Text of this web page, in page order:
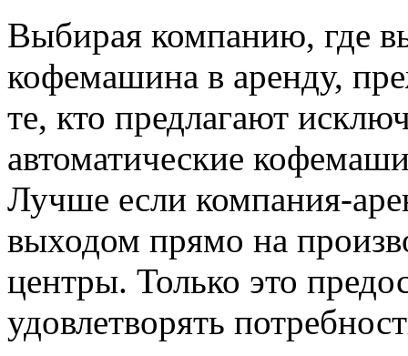
Выбирая компанию, где
кофемашина в аренду,
те, кто предлагают
автоматические
Лучше если компания-
выходом прямо на
центры. Только это
удовлетворять